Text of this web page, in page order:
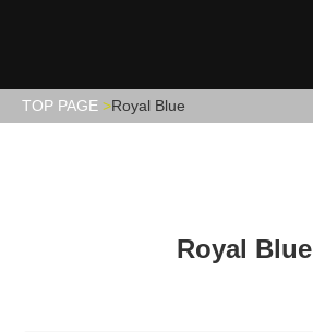
TOP PAGE Royal Blue
Royal Blue